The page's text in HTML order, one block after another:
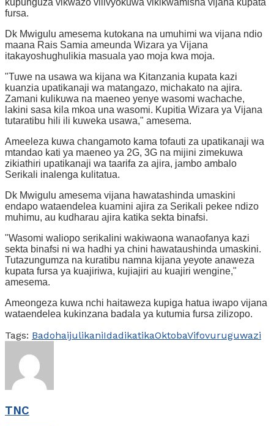
kupunguza vikwazo vilivyokuwa vikikwamisha vijana kupata
fursa.
Dk Mwigulu amesema kutokana na umuhimi wa vijana ndio
maana Rais Samia ameunda Wizara ya Vijana
itakayoshughulikia masuala yao moja kwa moja.
"Tuwe na usawa wa kijana wa Kitanzania kupata kazi
kuanzia upatikanaji wa matangazo, michakato na ajira.
Zamani kulikuwa na maeneo yenye wasomi wachache,
lakini sasa kila mkoa una wasomi. Kupitia Wizara ya Vijana
tutaratibu hili ili kuweka usawa," amesema.
Ameeleza kuwa changamoto kama tofauti za upatikanaji wa
mtandao kati ya maeneo ya 2G, 3G na mijini zimekuwa
zikiathiri upatikanaji wa taarifa za ajira, jambo ambalo
Serikali inalenga kulitatua.
Dk Mwigulu amesema vijana hawatashinda umaskini
endapo wataendelea kuamini ajira za Serikali pekee ndizo
muhimu, au kudharau ajira katika sekta binafsi.
"Wasomi waliopo serikalini wakiwaona wanaofanya kazi
sekta binafsi ni wa hadhi ya chini hawataushinda umaskini.
Tutazungumza na kuratibu namna kijana yeyote anaweza
kupata fursa ya kuajiriwa, kujiajiri au kuajiri wengine,"
amesema.
Ameongeza kuwa nchi haitaweza kupiga hatua iwapo vijana
wataendelea kukinzana badala ya kutumia fursa zilizopo.
Tags: BadohaijulikaniIdadikatikaOktobaVifovuruguwazi
TNC